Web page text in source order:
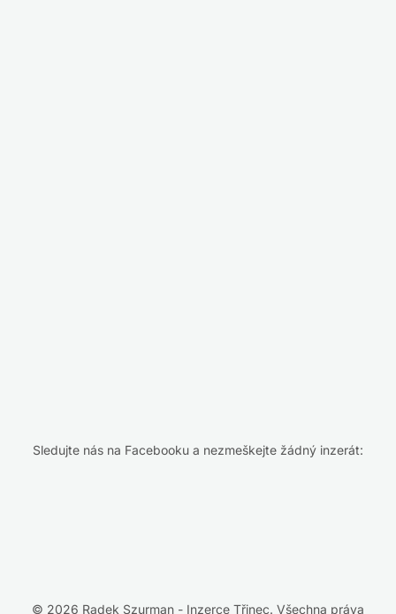
Sledujte nás na Facebooku a nezmeškejte žádný inzerát:
© 2026 Radek Szurman - Inzerce Třinec. Všechna práva